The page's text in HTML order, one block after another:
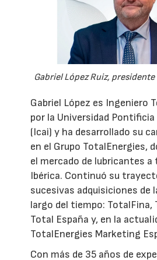
Gabriel López Ruiz, presidente
Gabriel López es Ingeniero
por la Universidad Pontificia
(Icai) y ha desarrollado su
en el Grupo TotalEnergies,
el mercado de lubricantes a
Ibérica. Continuó su
sucesivas adquisiciones de
largo del tiempo: TotalFina,
Total España y, en la
TotalEnergies Marketing
Con más de 35 años de